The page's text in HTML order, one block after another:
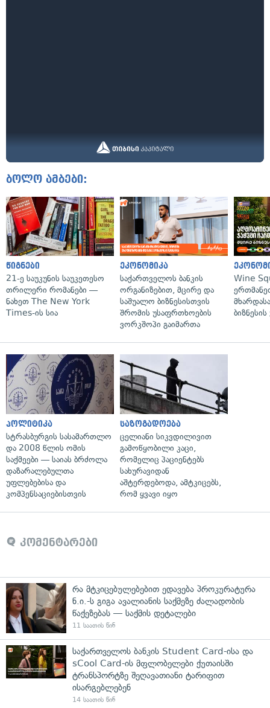
ბოლო ამბები:
წიგნები
21-ე საუკუნის საუკეთესო
თრილერი რომანები —
ნახეთ The New York
Times-ის სია
ეკონომიკა
საქართველოს ბანკის
ორგანიზებით, მცირე და
საშუალო ბიზნესისთვის
შრომის უსაფრთხოების
ვორკშოპი გაიმართა
Wine
პოლიტიკა
სტრასბურგის სასამართლო
და 2008 წლის ომის
საქმეები — საიას ბრძოლა
დაზარალებულთა
უფლებებისა და
კომპენსაციებისთვის
საზოგადოება
ცელიანი სიკვდილივით
გამოწყობილი კაცი,
რომელიც პაციენტებს
სახურავიდან
აშტერდებოდა, ამტკიცებს,
რომ ყვავი იყო
კომენტარები
რა მტკიცებულებებით ედავება პროკურატურა
ნ.ი.-ს გიგა ავალიანის საქმეზე ძალადობის
წაქეზებას — საქმის დეტალები
11 საათის წინ
საქართველოს ბანკის Student Card-ისა და
sCool Card-ის მფლობელები ქუთაისში
ტრანსპორტზე შეღავათიანი ტარიფით
ისარგებლებენ
14 საათის წინ